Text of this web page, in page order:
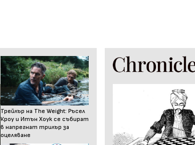
Трейлър на The Weight: Ръсел
Кроу и Итън Хоук се събират
в напрегнат трилър за
оцеляване